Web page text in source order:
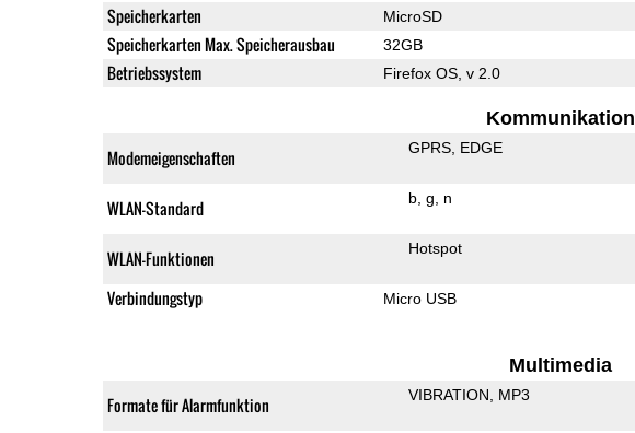
Speicherkarten MicroSD
Speicherkarten Max. Speicherausbau 32GB
Betriebssystem Firefox OS, v 2.0
Kommunikation
Modemeigenschaften GPRS EDGE
WLAN-Standard b g n
WLAN-Funktionen Hotspot
Verbindungstyp Micro USB
Multimedia
Formate für Alarmfunktion VIBRATION MP3